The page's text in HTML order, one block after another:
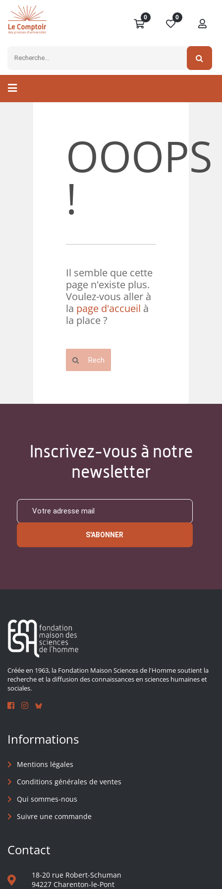
0 0
OOOPS
!
Il semble que cette
page n'existe plus.
Voulez-vous aller à
la page d'accueil à
la place ?
Inscrivez-vous à notre
newsletter
S'ABONNER
Créée en 1963, la Fondation Maison Sciences de l'Homme soutient la
recherche et la diffusion des connaissances en sciences humaines et
sociales.
Informations
Mentions légales
Conditions générales de ventes
Qui sommes-nous
Suivre une commande
Contact
18-20 rue Robert-Schuman
94227 Charenton-le-Pont